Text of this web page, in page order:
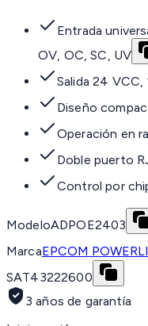
Entrada
OV, OC, SC, UV
Salida 24
Diseño
Operación en
Doble puerto
Control por
ModeloADPOE2403
MarcaEPCOM
SAT43222600
3 años de garantía